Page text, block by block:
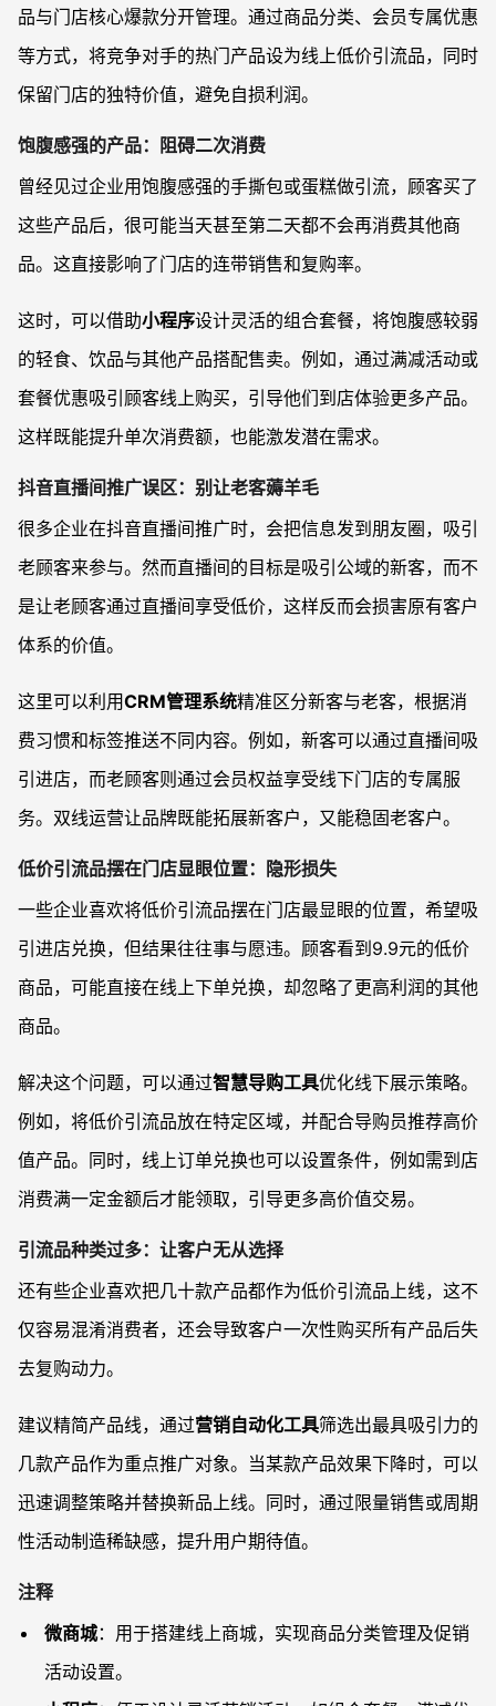
品与门店核心爆款分开管理。通过商品分类、会员专属优惠
等方式，将竞争对手的热门产品设为线上低价引流品，同时
保留门店的独特价值，避免自损利润。
饱腹感强的产品：阻碍二次消费
曾经见过企业用饱腹感强的手撕包或蛋糕做引流，顾客买了
这些产品后，很可能当天甚至第二天都不会再消费其他商
品。这直接影响了门店的连带销售和复购率。
这时，可以借助小程序设计灵活的组合套餐，将饱腹感较弱
的轻食、饮品与其他产品搭配售卖。例如，通过满减活动或
套餐优惠吸引顾客线上购买，引导他们到店体验更多产品。
这样既能提升单次消费额，也能激发潜在需求。
抖音直播间推广误区：别让老客薅羊毛
很多企业在抖音直播间推广时，会把信息发到朋友圈，吸引
老顾客来参与。然而直播间的目标是吸引公域的新客，而不
是让老顾客通过直播间享受低价，这样反而会损害原有客户
体系的价值。
这里可以利用CRM管理系统精准区分新客与老客，根据消
费习惯和标签推送不同内容。例如，新客可以通过直播间吸
引进店，而老顾客则通过会员权益享受线下门店的专属服
务。双线运营让品牌既能拓展新客户，又能稳固老客户。
低价引流品摆在门店显眼位置：隐形损失
一些企业喜欢将低价引流品摆在门店最显眼的位置，希望吸
引进店兑换，但结果往往事与愿违。顾客看到9.9元的低价
商品，可能直接在线上下单兑换，却忽略了更高利润的其他
商品。
解决这个问题，可以通过智慧导购工具优化线下展示策略。
例如，将低价引流品放在特定区域，并配合导购员推荐高价
值产品。同时，线上订单兑换也可以设置条件，例如需到店
消费满一定金额后才能领取，引导更多高价值交易。
引流品种类过多：让客户无从选择
还有些企业喜欢把几十款产品都作为低价引流品上线，这不
仅容易混淆消费者，还会导致客户一次性购买所有产品后失
去复购动力。
建议精简产品线，通过营销自动化工具筛选出最具吸引力的
几款产品作为重点推广对象。当某款产品效果下降时，可以
迅速调整策略并替换新品上线。同时，通过限量销售或周期
性活动制造稀缺感，提升用户期待值。
注释
微商城：用于搭建线上商城，实现商品分类管理及促销
活动设置。